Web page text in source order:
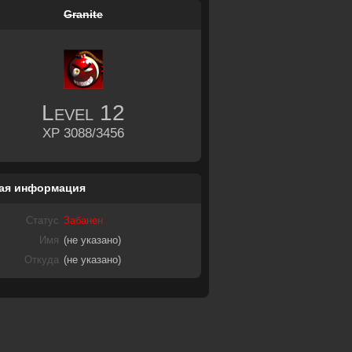
Granite
Level 12
XP 3088/3456
информация
Статус Забанен
Имя (не указано)
Откуда (не указано)